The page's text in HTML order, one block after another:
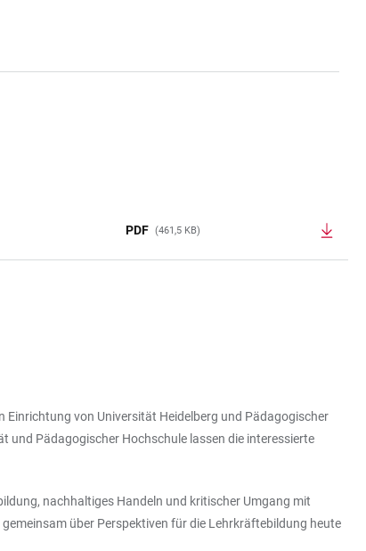
PDF (461,5 KB)
Einrichtung von Universität Heidelberg und Pädagogischer
und Pädagogischer Hochschule lassen die interessierte
nachhaltiges Handeln und kritischer Umgang mit
über Perspektiven für die Lehrkräftebildung heute